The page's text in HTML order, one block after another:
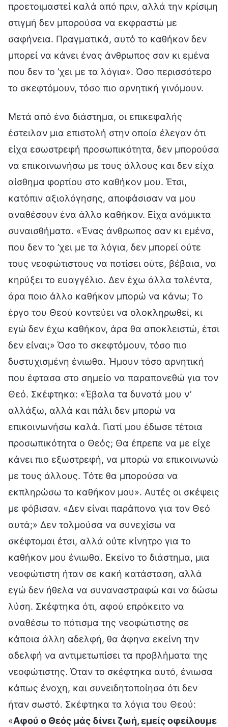
προετοιμαστεί καλά από πριν, αλλά την κρίσιμη
στιγμή δεν μπορούσα να εκφραστώ με
σαφήνεια. Πραγματικά, αυτό το καθήκον δεν
μπορεί να κάνει ένας άνθρωπος σαν κι εμένα
που δεν το ’χει με τα λόγια». Όσο περισσότερο
το σκεφτόμουν, τόσο πιο αρνητική γινόμουν.
Μετά από ένα διάστημα, οι επικεφαλής
έστειλαν μια επιστολή στην οποία έλεγαν ότι
είχα εσωστρεφή προσωπικότητα, δεν μπορούσα
να επικοινωνήσω με τους άλλους και δεν είχα
αίσθημα φορτίου στο καθήκον μου. Έτσι,
κατόπιν αξιολόγησης, αποφάσισαν να μου
αναθέσουν ένα άλλο καθήκον. Είχα ανάμικτα
συναισθήματα. «Ένας άνθρωπος σαν κι εμένα,
που δεν το ’χει με τα λόγια, δεν μπορεί ούτε
τους νεοφώτιστους να ποτίσει ούτε, βέβαια, να
κηρύξει το ευαγγέλιο. Δεν έχω άλλα ταλέντα,
άρα ποιο άλλο καθήκον μπορώ να κάνω; Το
έργο του Θεού κοντεύει να ολοκληρωθεί, κι
εγώ δεν έχω καθήκον, άρα θα αποκλειστώ, έτσι
δεν είναι;» Όσο το σκεφτόμουν, τόσο πιο
δυστυχισμένη ένιωθα. Ήμουν τόσο αρνητική
που έφτασα στο σημείο να παραπονεθώ για τον
Θεό. Σκέφτηκα: «Έβαλα τα δυνατά μου ν’
αλλάξω, αλλά και πάλι δεν μπορώ να
επικοινωνήσω καλά. Γιατί μου έδωσε τέτοια
προσωπικότητα ο Θεός; Θα έπρεπε να με είχε
κάνει πιο εξωστρεφή, να μπορώ να επικοινωνώ
με τους άλλους. Τότε θα μπορούσα να
εκπληρώσω το καθήκον μου». Αυτές οι σκέψεις
με φόβισαν. «Δεν είναι παράπονα για τον Θεό
αυτά;» Δεν τολμούσα να συνεχίσω να
σκέφτομαι έτσι, αλλά ούτε κίνητρο για το
καθήκον μου ένιωθα. Εκείνο το διάστημα, μια
νεοφώτιστη ήταν σε κακή κατάσταση, αλλά
εγώ δεν ήθελα να συναναστραφώ και να δώσω
λύση. Σκέφτηκα ότι, αφού επρόκειτο να
αναθέσω το πότισμα της νεοφώτιστης σε
κάποια άλλη αδελφή, θα άφηνα εκείνη την
αδελφή να αντιμετωπίσει τα προβλήματα της
νεοφώτιστης. Όταν το σκέφτηκα αυτό, ένιωσα
κάπως ένοχη, και συνειδητοποίησα ότι δεν
ήταν σωστό. Σκέφτηκα τα λόγια του Θεού:
«Αφού ο Θεός μάς δίνει ζωή, εμείς οφείλουμε